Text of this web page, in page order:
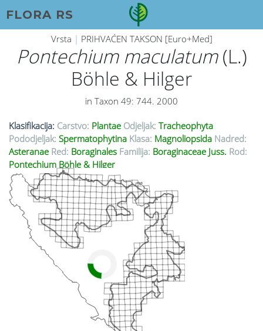
FLORA RS
Vrsta | PRIHVAĆEN TAKSON [Euro+Med]
Pontechium maculatum(L.)
Böhle & Hilger
in Taxon 49: 744. 2000
Klasifikacija: Carstvo: Plantae Odjeljak: Tracheophyta
Pododjeljak: Spermatophytina Klasa: Magnoliopsida Nadred:
Asteranae Red: Boraginales Familija: Boraginaceae Juss. Rod:
Pontechium Böhle & Hilger